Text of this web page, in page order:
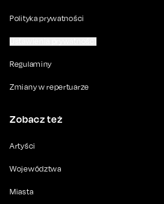
Polityka prywatności
Regulaminy
Zmiany w repertuarze
Zobacz też
Artyści
Województwa
Miasta